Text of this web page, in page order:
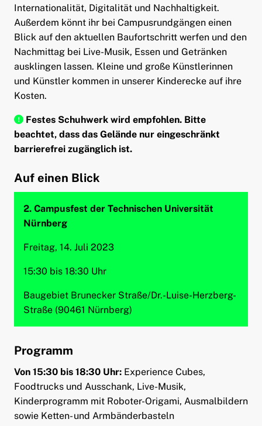
Internationalität, Digitalität und Nachhaltigkeit.
Außerdem könnt ihr bei Campusrundgängen einen
Blick auf den aktuellen Baufortschritt werfen und den
Nachmittag bei Live-Musik, Essen und Getränken
ausklingen lassen. Kleine und große Künstlerinnen
und Künstler kommen in unserer Kinderecke auf ihre
Kosten.
Festes Schuhwerk wird empfohlen. Bitte
beachtet, dass das Gelände nur eingeschränkt
barrierefrei zugänglich ist.
Auf einen Blick
2. Campusfest der Technischen Universität
Nürnberg
Freitag, 14. Juli 2023
15:30 bis 18:30 Uhr
Baugebiet Brunecker Straße/Dr.-Luise-Herzberg-
Straße (90461 Nürnberg)
Programm
Von 15:30 bis 18:30 Uhr: Experience Cubes,
Foodtrucks und Ausschank, Live-Musik,
Kinderprogramm mit Roboter-Origami, Ausmalbildern
sowie Ketten- und Armbänderbasteln